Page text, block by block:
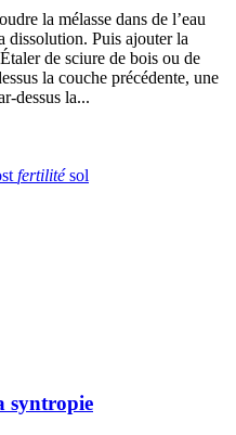
la mélasse dans de l’eau
dissolution. Puis ajouter la
de sciure de bois ou de
la couche précédente, une
dessus la...
fertilité sol
syntropie